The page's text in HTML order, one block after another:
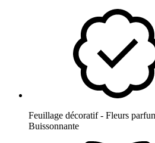
Feuillage décoratif - Fleurs
Buissonnante